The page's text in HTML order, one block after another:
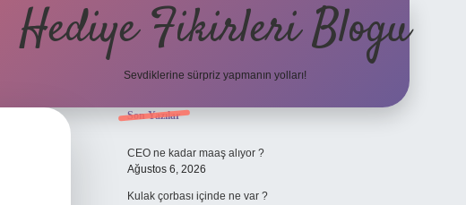
Hediye Fikirleri Blogu
Sevdiklerine sürpriz yapmanın yolları!
Sidebar
Son Yazılar
CEO ne kadar maaş alıyor ?
Ağustos 6, 2026
Kulak çorbası içinde ne var ?